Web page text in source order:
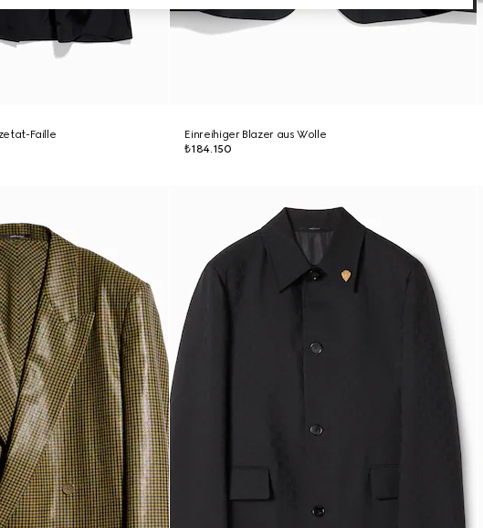
Faille
Einreihiger Blazer aus Wolle
₺184.150